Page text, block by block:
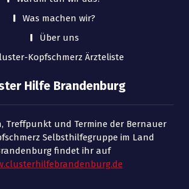
Was machen wir?
Über uns
Kopfschmerz Ärzteliste
Hilfe Brandenburg
Treffpunkt und Termine der Bernauer
Selbsthilfegruppe im Land
findet ihr auf